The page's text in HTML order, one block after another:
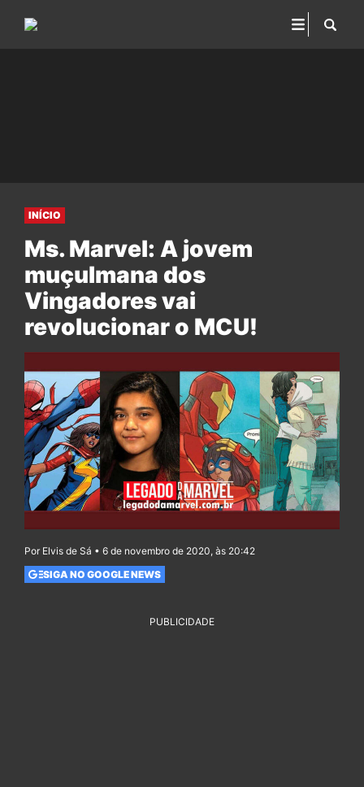
INÍCIO
Ms. Marvel: A jovem
muçulmana dos
Vingadores vai
revolucionar o MCU!
Por Elvis de Sá • 6 de novembro de 2020, às 20:42
SIGA NO GOOGLE NEWS
PUBLICIDADE